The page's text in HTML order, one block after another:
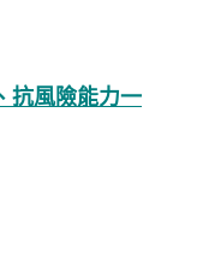
抗風險能力一